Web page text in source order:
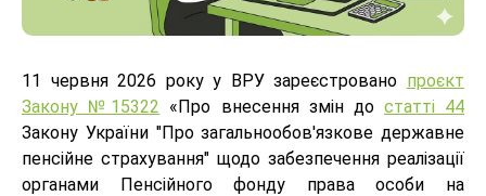
11 червня 2026 року у ВРУ зареєстровано проєкт
Закону №15322 «Про внесення змін до статті 44
Закону України "Про загальнообов'язкове державне
пенсійне страхування" щодо забезпечення реалізації
органами Пенсійного фонду права особи на